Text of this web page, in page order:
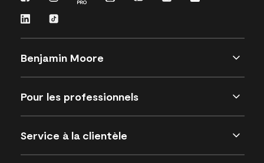
Benjamin Moore
Pour les professionnels
Service à la clientèle